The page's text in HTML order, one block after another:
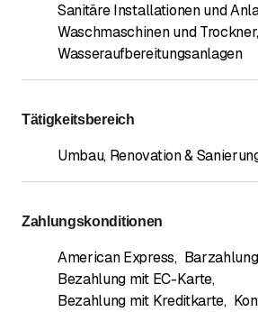
Sanitäre Installationen und
Waschmaschinen und Trockner,
Wasseraufbereitungsanlagen
Tätigkeitsbereich
Umbau, Renovation &
Zahlungskonditionen
American Express, Barzahlung
Bezahlung mit EC-Karte,
Bezahlung mit Kreditkarte,